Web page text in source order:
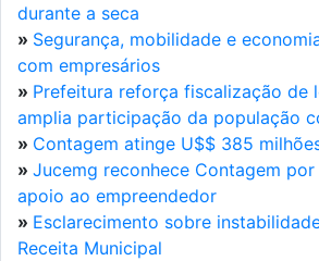
durante a seca
» Segurança, mobilidade e
com empresários
» Prefeitura reforça fiscalização de
amplia participação da população
» Contagem atinge U$$ 385
» Jucemg reconhece Contagem
apoio ao empreendedor
» Esclarecimento sobre
Receita Municipal